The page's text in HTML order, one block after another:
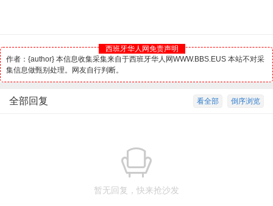
西班牙华人网免责声明
作者：{author} 本信息收集采集来自于西班牙华人网WWW.BBS.EUS 本站不对采
集信息做甄别处理。网友自行判断。
倒序浏览
看全部
全部回复
暂无回复，快来抢沙发